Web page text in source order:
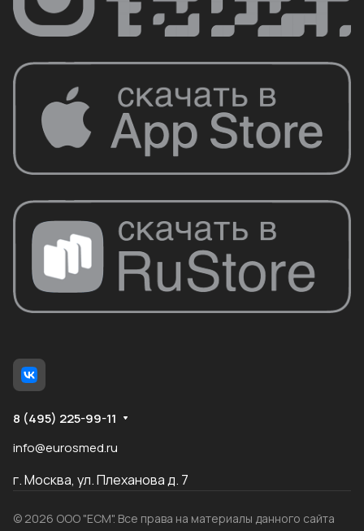
8 (495) 225-99-11
info@eurosmed.ru
г. Москва, ул. Плеханова д. 7
© 2026 ООО "ЕСМ". Все права на материалы данного сайта